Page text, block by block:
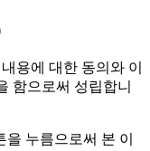
용에 대한 동의와 이
함으로써 성립합니
누름으로써 본 이